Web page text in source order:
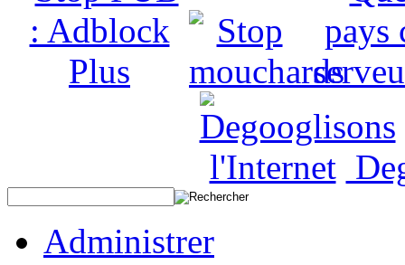
Administrer